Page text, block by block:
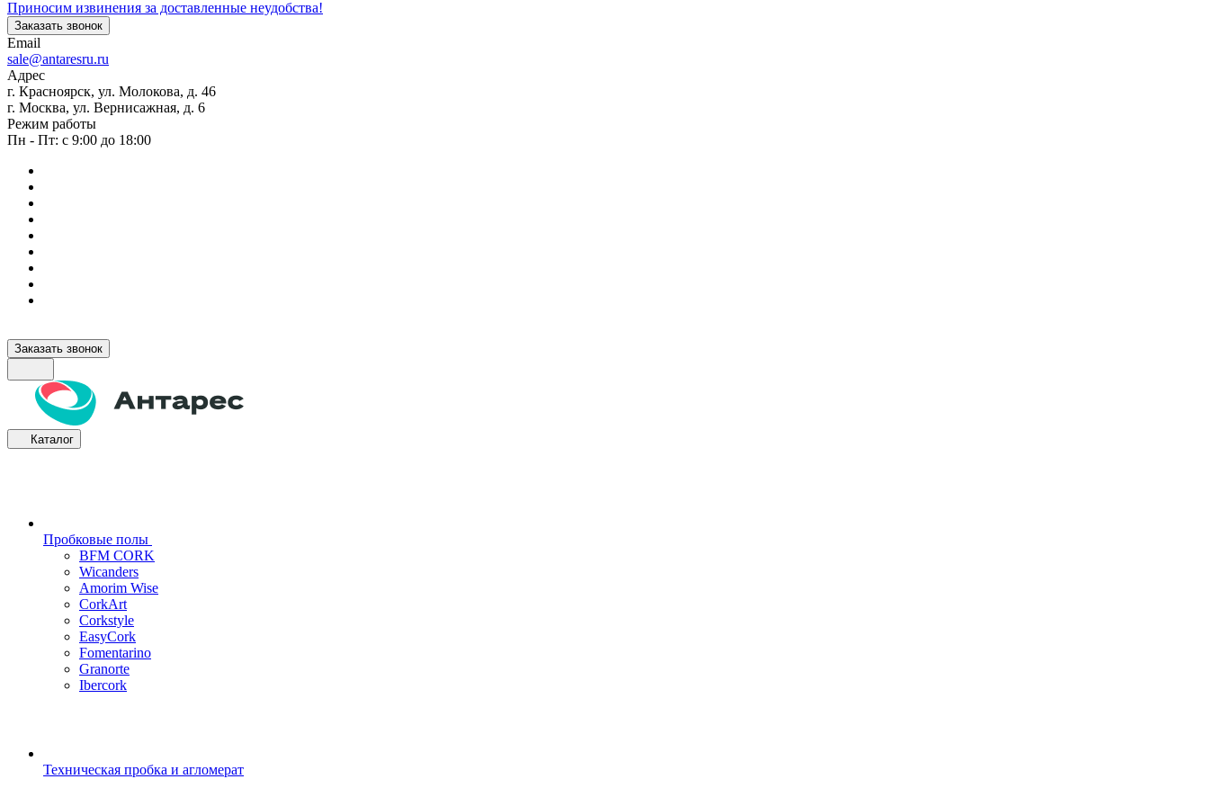
Приносим извинения за доставленные неудобства!
Заказать звонок
Email
sale@antaresru.ru
Адрес
г. Красноярск, ул. Молокова, д. 46
г. Москва, ул. Вернисажная, д. 6
Режим работы
Пн - Пт: с 9:00 до 18:00
Заказать звонок
Каталог
Пробковые полы
BFM CORK
Wicanders
Amorim Wise
CorkArt
Corkstyle
EasyCork
Fomentarino
Granorte
Ibercork
Техническая пробка и агломерат